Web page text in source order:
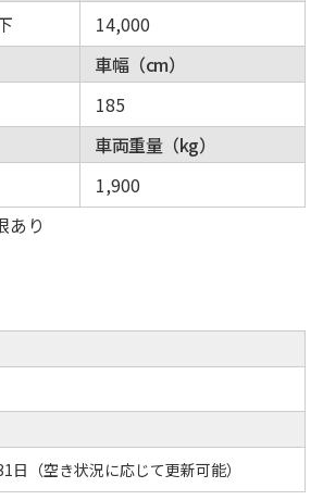
14,000
車幅（cm）
185
車両重量（kg）
1,900
あり
日（空き状況に応じて更新可能）